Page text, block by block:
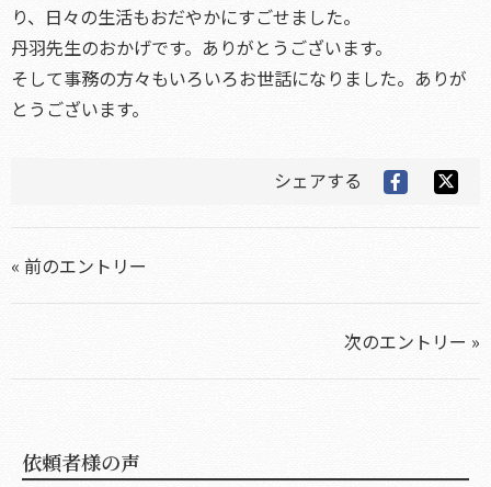
り、日々の生活もおだやかにすごせました。
丹羽先生のおかげです。ありがとうございます。
そして事務の方々もいろいろお世話になりました。ありが
とうございます。
シェアする
« 前のエントリー
次のエントリー »
依頼者様の声